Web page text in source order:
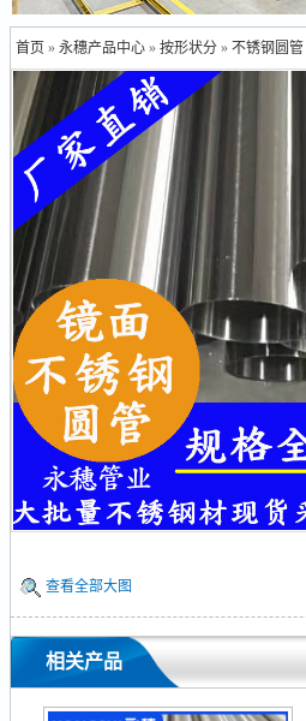
首页 »永穗产品中心 »按形状分 »不锈钢圆管
查看全部大图
相关产品